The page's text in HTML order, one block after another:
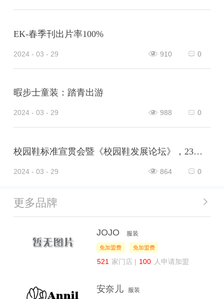
EK-春季刊出片率100%
2024 - 03 - 29 0
910
暇步士童装：踏青出游
2024 - 03 - 29 0
988
校园鞋标准宣贯会暨《校园鞋发展论坛》，23日在山东泰安肥城市隆重举行，意味着校园鞋普及推广的破冰之旅，正式开启！
2024 - 03 - 29 0
864
更多品牌
JOJO 服装
免加盟费 免加盟费
521 家门店 | 100 人申请加盟
安奈儿 服装